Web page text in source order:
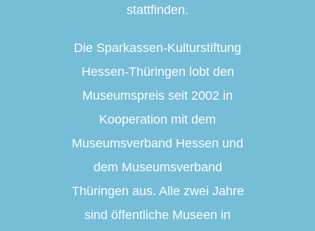
stattfinden.
Die Sparkassen-Kulturstiftung
Hessen-Thüringen lobt den
Museumspreis seit 2002 in
Kooperation mit dem
Museumsverband Hessen und
dem Museumsverband
Thüringen aus. Alle zwei Jahre
sind öffentliche Museen in